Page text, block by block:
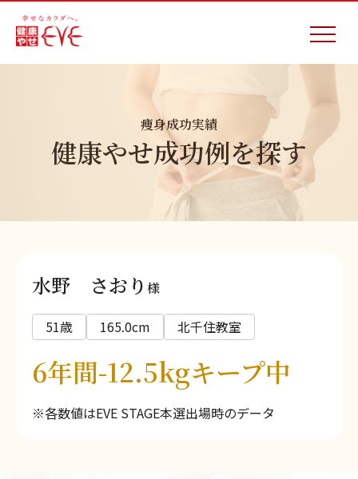
痩身成功実績
健康やせ成功例を探す
水野 さおり 様
51歳 165.0cm 北千住教室
6年間-12.5kgキープ中
※各数値はEVE STAGE本選出場時のデータ